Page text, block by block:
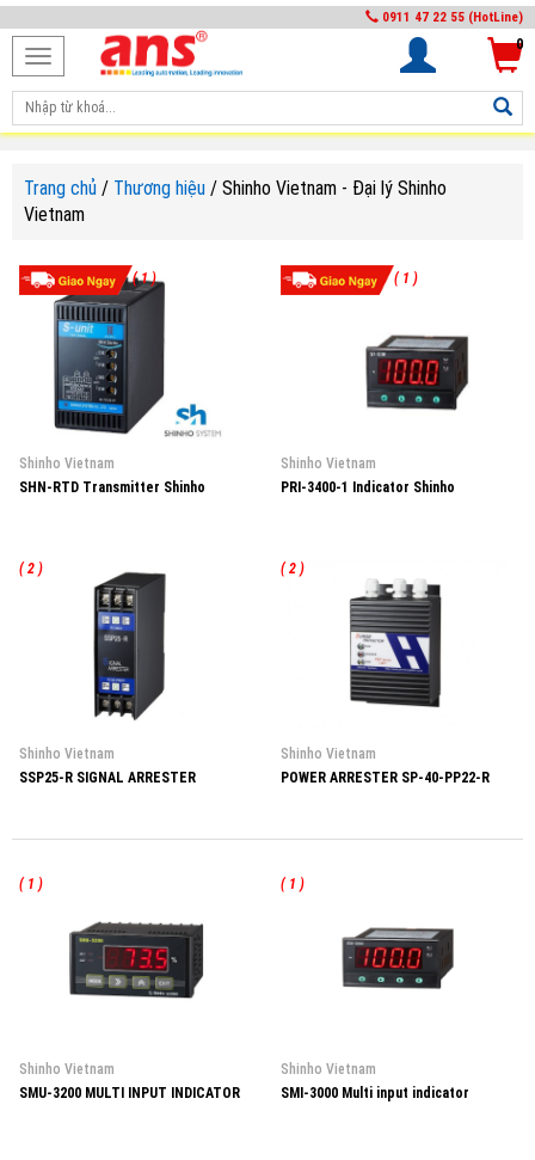
0911 47 22 55 (HotLine)
Toggle
navigation
0
Trang chủ / Thương hiệu / Shinho Vietnam - Đại lý Shinho
Vietnam
( 1 )
Shinho Vietnam
SHN-RTD Transmitter Shinho
( 1 )
Shinho Vietnam
PRI-3400-1 Indicator Shinho
( 2 )
Shinho Vietnam
SSP25-R SIGNAL ARRESTER
( 2 )
Shinho Vietnam
POWER ARRESTER SP-40-PP22-R
( 1 )
Shinho Vietnam
SMU-3200 MULTI INPUT INDICATOR
( 1 )
Shinho Vietnam
SMI-3000 Multi input indicator